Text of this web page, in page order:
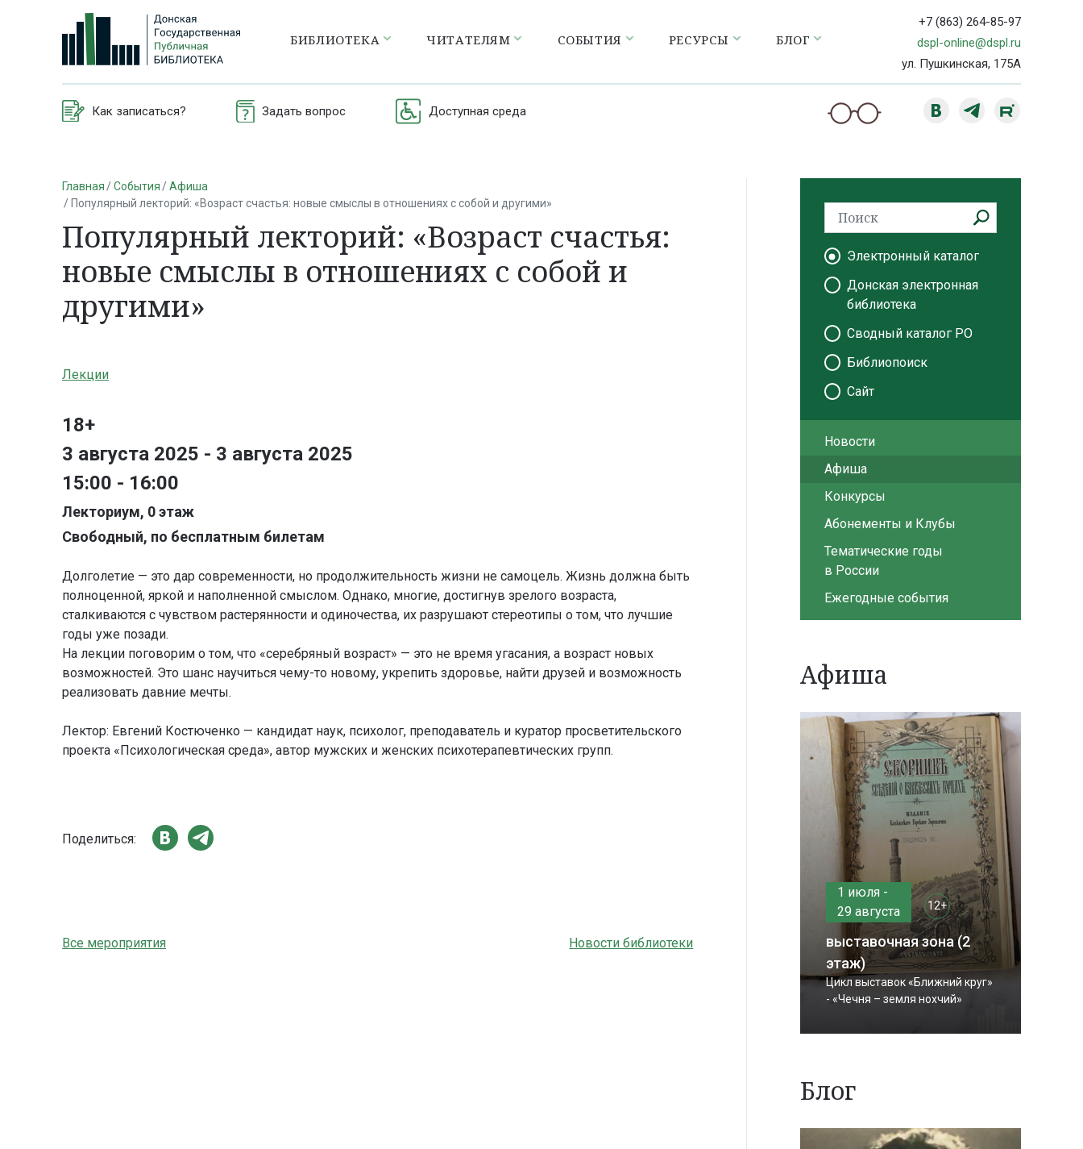
БИБЛИОТЕКА ЧИТАТЕЛЯМ СОБЫТИЯ РЕСУРСЫ БЛОГ
+7 (863) 264-85-97
dspl-online@dspl.ru
ул. Пушкинская, 175А
Как записаться? Задать вопрос Доступная среда
Главная События
Афиша
Популярный лекторий: «Возраст счастья: новые смыслы в отношениях с собой и другими»
Популярный лекторий: «Возраст счастья:
новые смыслы в отношениях с собой и
другими»
Лекции
18+
3 августа 2025 - 3 августа 2025
15:00 - 16:00
Лекториум, 0 этаж
Свободный, по бесплатным билетам
Долголетие — это дар современности, но продолжительность жизни не самоцель. Жизнь должна быть
полноценной, яркой и наполненной смыслом. Однако, многие, достигнув зрелого возраста,
сталкиваются с чувством растерянности и одиночества, их разрушают стереотипы о том, что лучшие
годы уже позади.
На лекции поговорим о том, что «серебряный возраст» — это не время угасания, а возраст новых
возможностей. Это шанс научиться чему-то новому, укрепить здоровье, найти друзей и возможность
реализовать давние мечты.
Лектор: Евгений Костюченко — кандидат наук, психолог, преподаватель и куратор просветительского
проекта «Психологическая среда», автор мужских и женских психотерапевтических групп.
Поделиться:
Все мероприятия Новости библиотеки
Электронный каталог
Донская электронная
библиотека
Сводный каталог РО
Библиопоиск
Сайт
Новости
Афиша
Конкурсы
Абонементы и Клубы
Тематические годы
в России
Ежегодные события
Афиша
1 июля -
29 августа
12+
выставочная зона (2
этаж)
Цикл выставок «Ближний круг»
- «Чечня – земля нохчий»
Блог